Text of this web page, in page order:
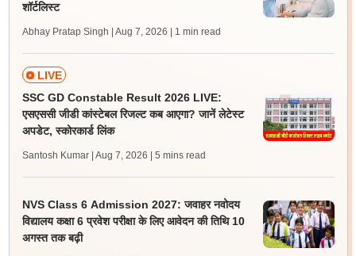
शॉर्टलिस्ट
Abhay Pratap Singh | Aug 7, 2026 | 1 min read
LIVE
SSC GD Constable Result 2026 LIVE:
एसएससी जीडी कांस्टेबल रिजल्ट कब आएगा? जानें लेटेस्ट
अपडेट, स्कोरकार्ड लिंक
Santosh Kumar | Aug 7, 2026 | 5 mins read
NVS Class 6 Admission 2027: जवाहर नवोदय
विद्यालय कक्षा 6 प्रवेश परीक्षा के लिए आवेदन की तिथि 10
अगस्त तक बढ़ी